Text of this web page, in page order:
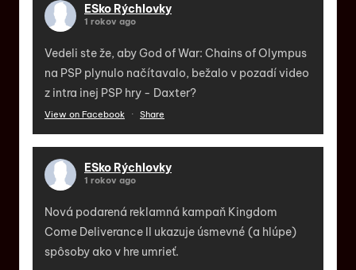
ESko Rýchlovky
1 rokov ago
Vedeli ste že, aby God of War: Chains of Olympus
na PSP plynulo načítavalo, bežalo v pozadí video
z intra inej PSP hry - Daxter?
View on Facebook · Share
ESko Rýchlovky
1 rokov ago
Nová podarená reklamná kampaň Kingdom
Come Deliverance II ukazuje úsmevné (a hlúpe)
spôsoby ako v hre umrieť.